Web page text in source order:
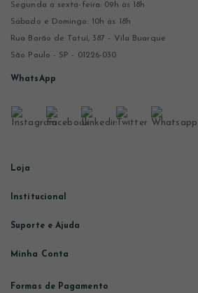
Segunda a sexta-feira: 09h às 18h
Sábado e Domingo: 10h às 18h
Rua Barão de Tatuí, 387 - Vila Buarque
São Paulo - SP - 01226-030
WhatsApp
Loja
Institucional
Suporte e Ajuda
Minha Conta
Formas de Pagamento